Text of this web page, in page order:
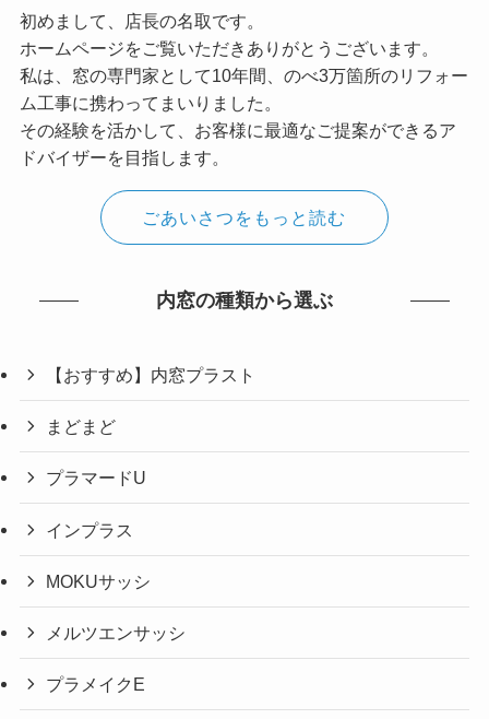
初めまして、店長の名取です。
ホームページをご覧いただきありがとうございます。
私は、窓の専門家として10年間、のべ3万箇所のリフォー
ム工事に携わってまいりました。
その経験を活かして、お客様に最適なご提案ができるア
ドバイザーを目指します。
ごあいさつをもっと読む
内窓の種類から選ぶ
【おすすめ】内窓プラスト
まどまど
プラマードU
インプラス
MOKUサッシ
メルツエンサッシ
プラメイクE